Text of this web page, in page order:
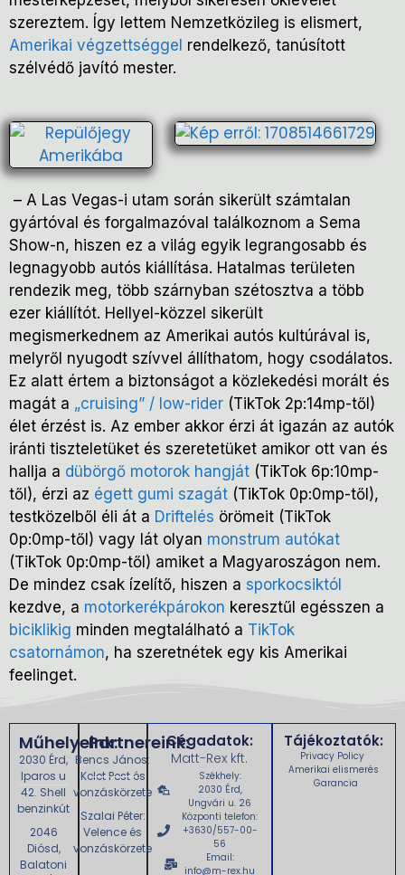
szereztem. Így lettem Nemzetközileg is elismert,
Amerikai végzettséggel rendelkező, tanúsított
szélvédő javító mester.
– A Las Vegas-i utam során sikerült számtalan
gyártóval és forgalmazóval találkoznom a Sema
Show-n, hiszen ez a világ egyik legrangosabb és
legnagyobb autós kiállítása. Hatalmas területen
rendezik meg, több szárnyban szétosztva a több
ezer kiállítót. Hellyel-közzel sikerült
megismerkednem az Amerikai autós kultúrával is,
melyről nyugodt szívvel állíthatom, hogy csodálatos.
Ez alatt értem a biztonságot a közlekedési morált és
magát a „cruising” / low-rider (TikTok 2p:14mp-től)
élet érzést is. Az ember akkor érzi át igazán az autók
iránti tiszteletüket és szeretetüket amikor ott van és
hallja a dübörgő motorok hangját (TikTok 6p:10mp-
től), érzi az égett gumi szagát (TikTok 0p:0mp-től),
testközelből éli át a Driftelés örömeit (TikTok
0p:0mp-től) vagy lát olyan monstrum autókat
(TikTok 0p:0mp-től) amiket a Magyaroszágon nem.
De mindez csak ízelítő, hiszen a sporkocsiktól
kezdve, a motorkerékpárokon keresztűl egésszen a
biciklikig minden megtalálható a TikTok
csatornámon, ha szeretnétek egy kis Amerikai
feelinget.
Műhelyeink:
2030 Érd,
Iparos u
42. Shell
benzinkút
2046
Diósd,
Balatoni
Partnereink:
Bencs János:
Kelet Pest és
vonzáskörzete
Szalai Péter:
Velence és
vonzáskörzete
Cégadatok:
Matt-Rex kft.
Székhely:
2030 Érd,
Ungvári u. 26
Központi telefon:
+3630/557-00-
56
Email:
info@m-rex.hu
Tájékoztatók:
Privacy Policy
Amerikai elismerés
Garancia